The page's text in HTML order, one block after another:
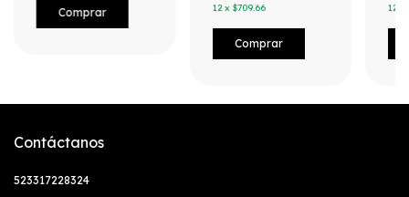
12 x $709.66 12
Contáctanos
523317228324